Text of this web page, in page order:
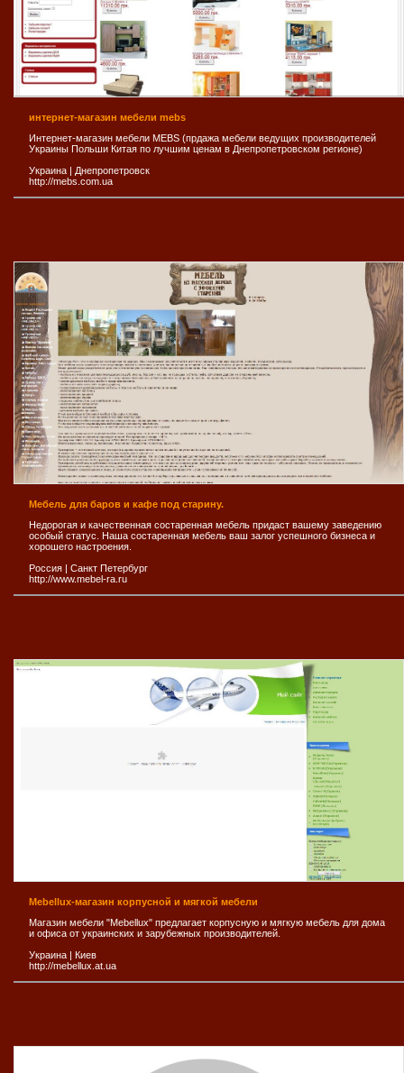
интернет-магазин мебели mebs
Интернет-магазин мебели MEBS (прдажа мебели ведущих производителей
Украины Польши Китая по лучшим ценам в Днепропетровском регионе)
Украина
Днепропетровск
http://mebs.com.ua
Мебель для баров и кафе под старину.
Недорогая и качественная состаренная мебель придаст вашему заведению
особый статус. Наша состаренная мебель ваш залог успешного бизнеса и
хорошего настроения.
Россия
Санкт Петербург
http://www.mebel-ra.ru
Mebellux-магазин корпусной и мягкой мебели
Магазин мебели "Mebellux" предлагает корпусную и мягкую мебель для дома
и офиса от украинских и зарубежных производителей.
Украина | Киев
http://mebellux.at.ua